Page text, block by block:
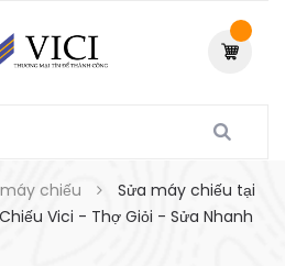
chiếu
Sửa máy chiếu tại
Vici - Thợ Giỏi - Sửa Nhanh